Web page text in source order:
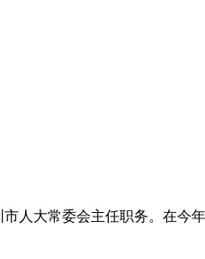
人大常委会主任职务。在今